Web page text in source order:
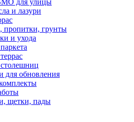
для улицы
и лазури
пропитки, грунты
и ухода
для обновления
щетки, пады